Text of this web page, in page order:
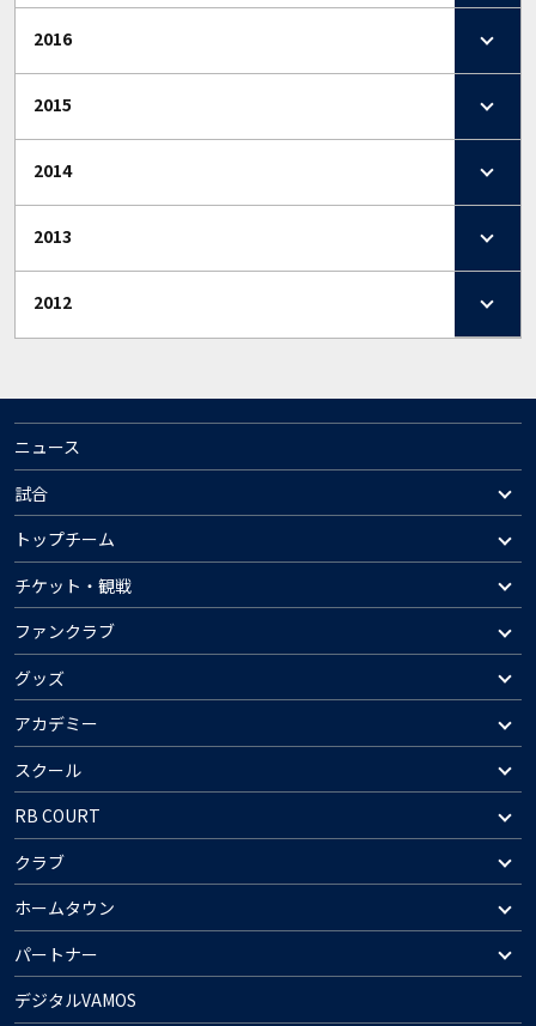
2016
2015
2014
2013
2012
ニュース
試合
トップチーム
チケット・観戦
ファンクラブ
グッズ
アカデミー
スクール
RB COURT
クラブ
ホームタウン
パートナー
デジタルVAMOS